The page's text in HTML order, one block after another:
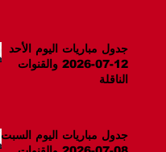
جدول مباريات اليوم الأحد
12-07-2026 والقنوات
الناقلة
جدول مباريات اليوم السبت